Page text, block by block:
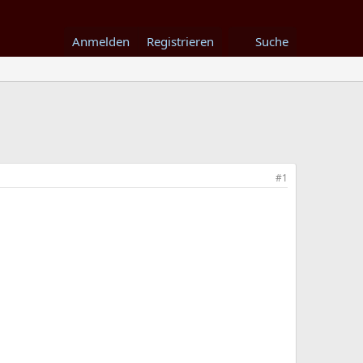
Anmelden Registrieren Suche
#1